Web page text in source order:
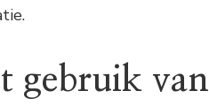
gebruik van